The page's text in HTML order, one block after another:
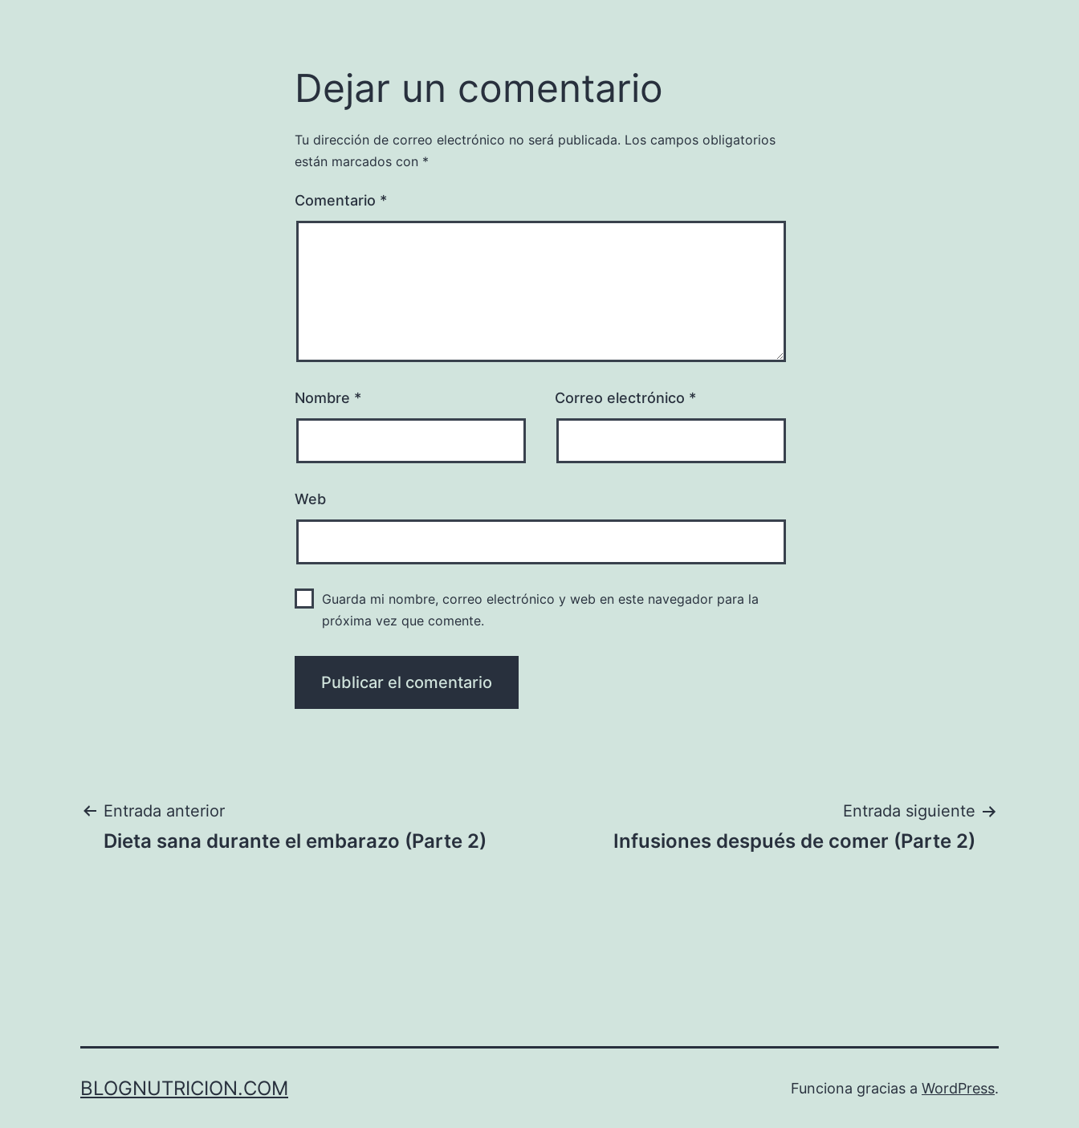
Dejar un comentario
Tu dirección de correo electrónico no será publicada. Los campos obligatorios
están marcados con *
Comentario *
Nombre * Correo electrónico *
Web
Guarda mi nombre, correo electrónico y web en este navegador para la
próxima vez que comente.
Navegación
Entrada anterior
Dieta sana durante el embarazo (Parte 2)
Entrada siguiente
Infusiones después de comer (Parte 2)
BLOGNUTRICION.COM Funciona gracias a WordPress.